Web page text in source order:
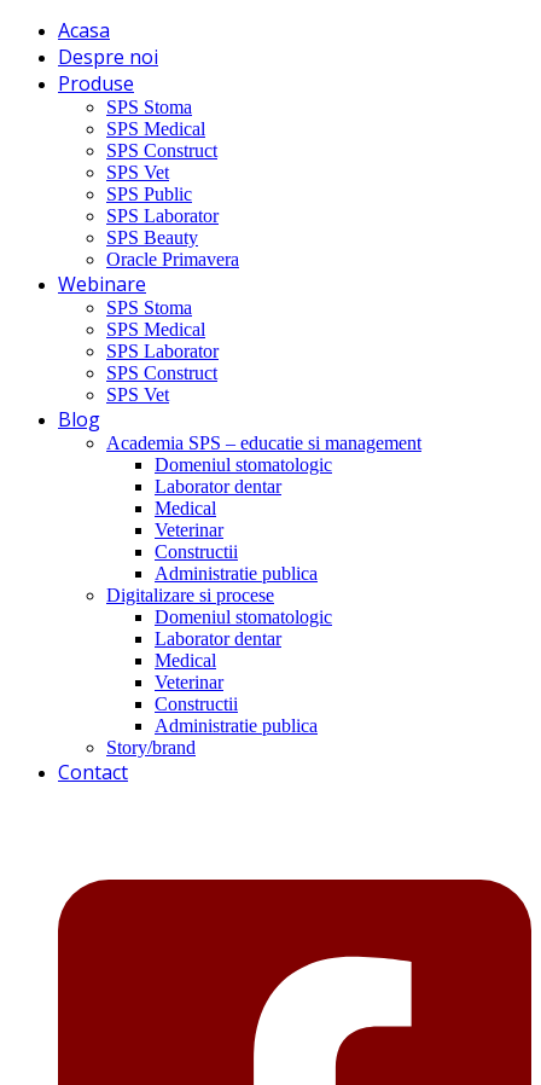
Acasa
Despre noi
Produse
SPS Stoma
SPS Medical
SPS Construct
SPS Vet
SPS Public
SPS Laborator
SPS Beauty
Oracle Primavera
Webinare
SPS Stoma
SPS Medical
SPS Laborator
SPS Construct
SPS Vet
Blog
Academia SPS – educatie si management
Domeniul stomatologic
Laborator dentar
Medical
Veterinar
Constructii
Administratie publica
Digitalizare si procese
Domeniul stomatologic
Laborator dentar
Medical
Veterinar
Constructii
Administratie publica
Story/brand
Contact